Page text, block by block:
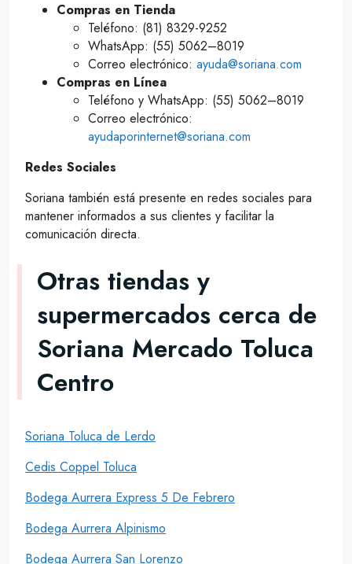
Compras en Tienda
Teléfono: (81) 8329-9252
WhatsApp: (55) 5062–8019
Correo electrónico: ayuda@soriana.com
Compras en Línea
Teléfono y WhatsApp: (55) 5062–8019
Correo electrónico:
ayudaporinternet@soriana.com
Redes Sociales
Soriana también está presente en redes sociales para
mantener informados a sus clientes y facilitar la
comunicación directa.
Otras tiendas y
supermercados cerca de
Soriana Mercado Toluca
Centro
Soriana Toluca de Lerdo
Cedis Coppel Toluca
Bodega Aurrera Express 5 De Febrero
Bodega Aurrera Alpinismo
Bodega Aurrera San Lorenzo